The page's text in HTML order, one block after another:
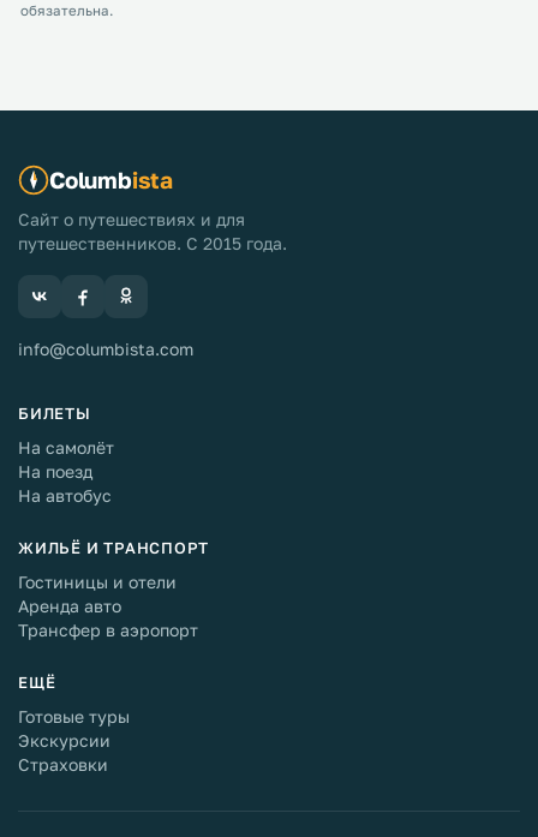
обязательна.
Columbista
Сайт о путешествиях и для
путешественников. С 2015 года.
info@columbista.com
БИЛЕТЫ
На самолёт
На поезд
На автобус
ЖИЛЬЁ И ТРАНСПОРТ
Гостиницы и отели
Аренда авто
Трансфер в аэропорт
ЕЩЁ
Готовые туры
Экскурсии
Страховки